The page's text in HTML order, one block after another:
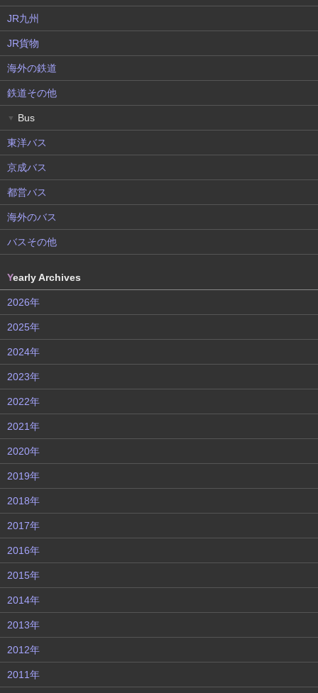
JR九州
JR貨物
海外の鉄道
鉄道その他
▼ Bus
東洋バス
京成バス
都営バス
海外のバス
バスその他
Yearly Archives
2026年
2025年
2024年
2023年
2022年
2021年
2020年
2019年
2018年
2017年
2016年
2015年
2014年
2013年
2012年
2011年